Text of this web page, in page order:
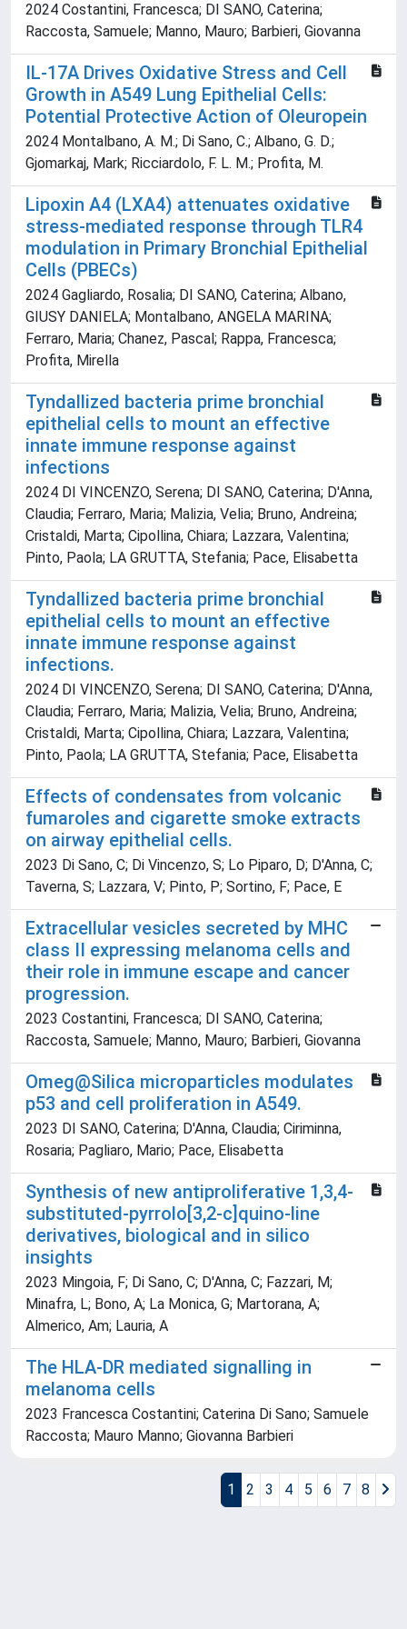
2024 Costantini, Francesca; DI SANO, Caterina;
Raccosta, Samuele; Manno, Mauro; Barbieri, Giovanna
IL-17A Drives Oxidative Stress and Cell
Growth in A549 Lung Epithelial Cells:
Potential Protective Action of Oleuropein
2024 Montalbano, A. M.; Di Sano, C.; Albano, G. D.;
Gjomarkaj, Mark; Ricciardolo, F. L. M.; Profita, M.
Lipoxin A4 (LXA4) attenuates oxidative
stress-mediated response through TLR4
modulation in Primary Bronchial Epithelial
Cells (PBECs)
2024 Gagliardo, Rosalia; DI SANO, Caterina; Albano,
GIUSY DANIELA; Montalbano, ANGELA MARINA;
Ferraro, Maria; Chanez, Pascal; Rappa, Francesca;
Profita, Mirella
Tyndallized bacteria prime bronchial
epithelial cells to mount an effective
innate immune response against
infections
2024 DI VINCENZO, Serena; DI SANO, Caterina; D'Anna,
Claudia; Ferraro, Maria; Malizia, Velia; Bruno, Andreina;
Cristaldi, Marta; Cipollina, Chiara; Lazzara, Valentina;
Pinto, Paola; LA GRUTTA, Stefania; Pace, Elisabetta
Tyndallized bacteria prime bronchial
epithelial cells to mount an effective
innate immune response against
infections.
2024 DI VINCENZO, Serena; DI SANO, Caterina; D'Anna,
Claudia; Ferraro, Maria; Malizia, Velia; Bruno, Andreina;
Cristaldi, Marta; Cipollina, Chiara; Lazzara, Valentina;
Pinto, Paola; LA GRUTTA, Stefania; Pace, Elisabetta
Effects of condensates from volcanic
fumaroles and cigarette smoke extracts
on airway epithelial cells.
2023 Di Sano, C; Di Vincenzo, S; Lo Piparo, D; D'Anna, C;
Taverna, S; Lazzara, V; Pinto, P; Sortino, F; Pace, E
Extracellular vesicles secreted by MHC
class II expressing melanoma cells and
their role in immune escape and cancer
progression.
2023 Costantini, Francesca; DI SANO, Caterina;
Raccosta, Samuele; Manno, Mauro; Barbieri, Giovanna
Omeg@Silica microparticles modulates
p53 and cell proliferation in A549.
2023 DI SANO, Caterina; D'Anna, Claudia; Ciriminna,
Rosaria; Pagliaro, Mario; Pace, Elisabetta
Synthesis of new antiproliferative 1,3,4-
substituted-pyrrolo[3,2-c]quino-line
derivatives, biological and in silico
insights
2023 Mingoia, F; Di Sano, C; D'Anna, C; Fazzari, M;
Minafra, L; Bono, A; La Monica, G; Martorana, A;
Almerico, Am; Lauria, A
The HLA-DR mediated signalling in
melanoma cells
2023 Francesca Costantini; Caterina Di Sano; Samuele
Raccosta; Mauro Manno; Giovanna Barbieri
1 2 3 4 5 6 7 8